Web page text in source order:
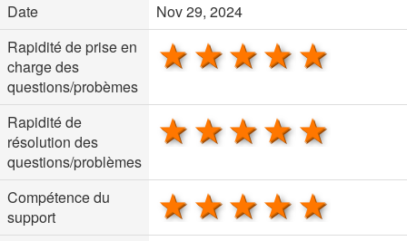
Date
Nov 29, 2024
Rapidité de prise en
charge des
questions/probèmes
4 stars
3 stars
2 stars
1 star
Rapidité de
résolution des
questions/problèmes
4 stars
3 stars
2 stars
1 star
Compétence du
support
4 stars
3 stars
2 stars
1 star